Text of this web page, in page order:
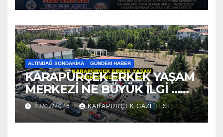
ALTINDAĞ SONDAKIKA GÜNDEM HABER
KARAPÜRÇEK ERKEK YAŞAM
MERKEZİ NE BÜYÜK İLGİ …
2026
23/07/2026 KARAPÜRÇEK GAZETESİ